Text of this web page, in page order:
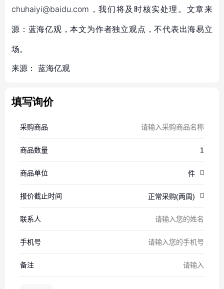
chuhaiyi@baidu.com，我们将及时核实处理。文章来
源：蓝海亿观，本文为作者独立观点，不代表出海易立
场。
来源： 蓝海亿观
填写询价